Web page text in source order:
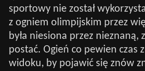
sportowy nie został
z ogniem olimpijskim przez
była niesiona przez nieznaną,
postać. Ogień co pewien czas
widoku, by pojawić się znów